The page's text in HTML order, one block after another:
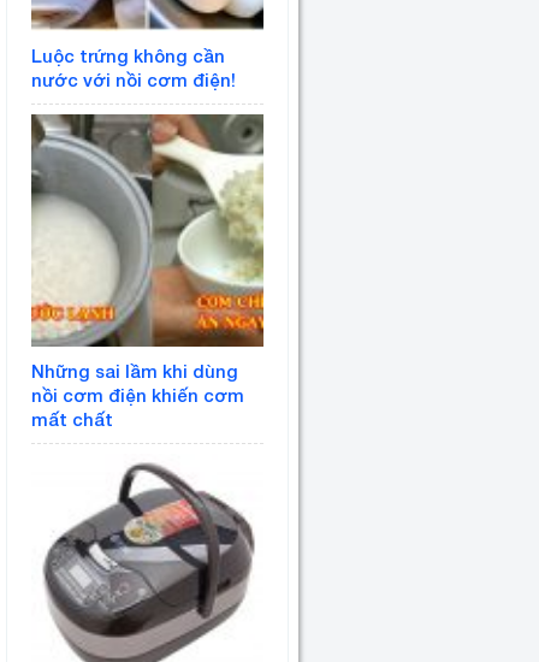
Luộc trứng không cần
nước với nồi cơm điện!
Những sai lầm khi dùng
nồi cơm điện khiến cơm
mất chất